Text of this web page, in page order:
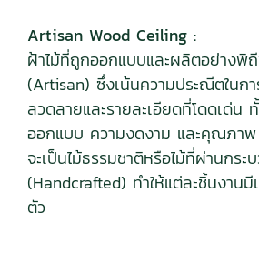
Artisan Wood Ceiling :
ฝ้าไม้ที่ถูกออกแบบและผลิตอย่างพิ
(Artisan) ซึ่งเน้นความประณีตในก
ลวดลายและรายละเอียดที่โดดเด่น
ออกแบบ ความงดงาม และคุณภาพ
จะเป็นไม้ธรรมชาติหรือไม้ที่ผ่านกระ
(Handcrafted) ทำให้แต่ละชิ้นงาน
ตัว